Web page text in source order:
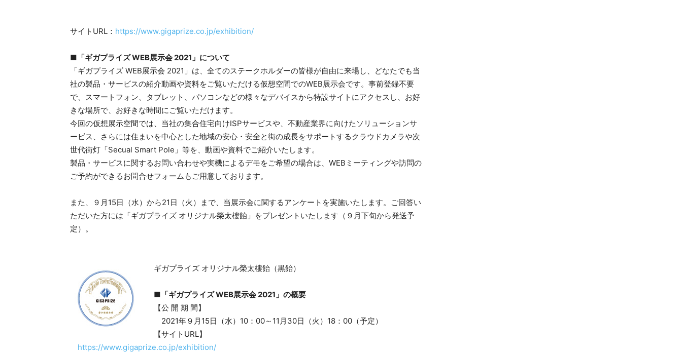
サイトURL： https://www.gigaprize.co.jp/exhibition/
■「ギガプライズ WEB展示会 2021」について
「ギガプライズ WEB展示会 2021」は、全てのステークホルダーの皆様が自由に来場し、どなたでも当
社の製品・サービスの紹介動画や資料をご覧いただける仮想空間でのWEB展示会です。事前登録不要
で、スマートフォン、タブレット、パソコンなどの様々なデバイスから特設サイトにアクセスし、お好
きな場所で、お好きな時間にご覧いただけます。
今回の仮想展示空間では、当社の集合住宅向けISPサービスや、不動産業界に向けたソリューションサ
ービス、さらには住まいを中心とした地域の安心・安全と街の成長をサポートするクラウドカメラや次
世代街灯「Secual Smart Pole」等を、動画や資料でご紹介いたします。
製品・サービスに関するお問い合わせや実機によるデモをご希望の場合は、WEBミーティングや訪問の
ご予約ができるお問合せフォームもご用意しております。
また、９月15日（水）から21日（火）まで、当展示会に関するアンケートを実施いたします。ご回答い
ただいた方には「ギガプライズ オリジナル榮太樓飴」をプレゼントいたします（９月下旬から発送予
定）。
ギガプライズ オリジナル榮太樓飴（黒飴）
■「ギガプライズ WEB展示会 2021」の概要
【公 開 期 間】
2021年９月15日（水）10：00～11月30日（火）18：00（予定）
【サイトURL】
https://www.gigaprize.co.jp/exhibition/